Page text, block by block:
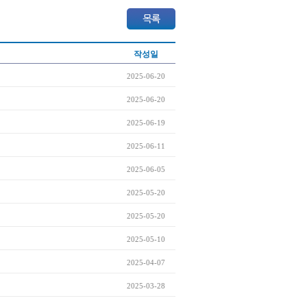
작성일
2025-06-20
2025-06-20
2025-06-19
2025-06-11
2025-06-05
2025-05-20
2025-05-20
2025-05-10
2025-04-07
2025-03-28